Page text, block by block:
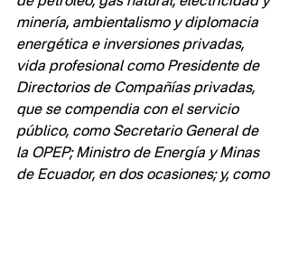
minería, ambientalismo y diplomacia
energética e inversiones privadas,
vida profesional como Presidente de
Directorios de Compañías privadas,
que se compendia con el servicio
público, como Secretario General de
la OPEP; Ministro de Energía y Minas
de Ecuador, en dos ocasiones; y, como